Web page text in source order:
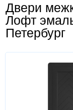
Двери
Лофт
Петербург